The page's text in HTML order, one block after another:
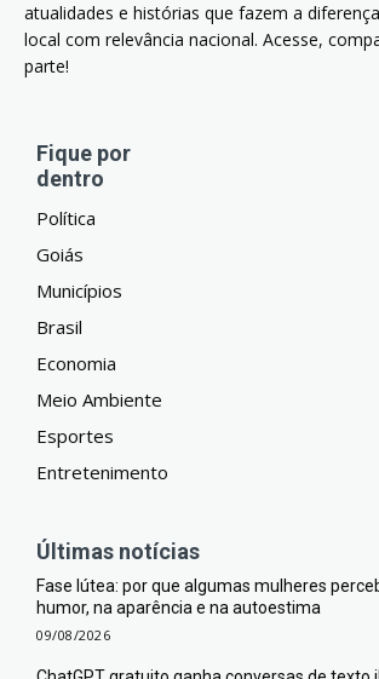
atualidades e histórias que fazem a
local com relevância nacional. Acesse,
parte!
Fique por
dentro
Política
Goiás
Municípios
Brasil
Economia
Meio Ambiente
Esportes
Entretenimento
Últimas notícias
Fase lútea: por que algumas mulheres
humor, na aparência e na autoestima
09/08/2026